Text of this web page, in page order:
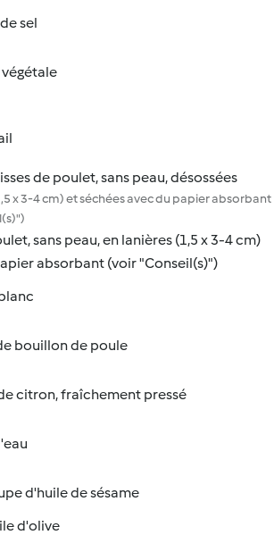
sel
de poulet, sans peau, désossées
x 3-4 cm) et séchées avec du papier absorbant
sans peau, en lanières (1,5 x 3-4 cm)
absorbant (voir "Conseil(s)")
bouillon de poule
citron, fraîchement pressé
d'huile de sésame
d'olive